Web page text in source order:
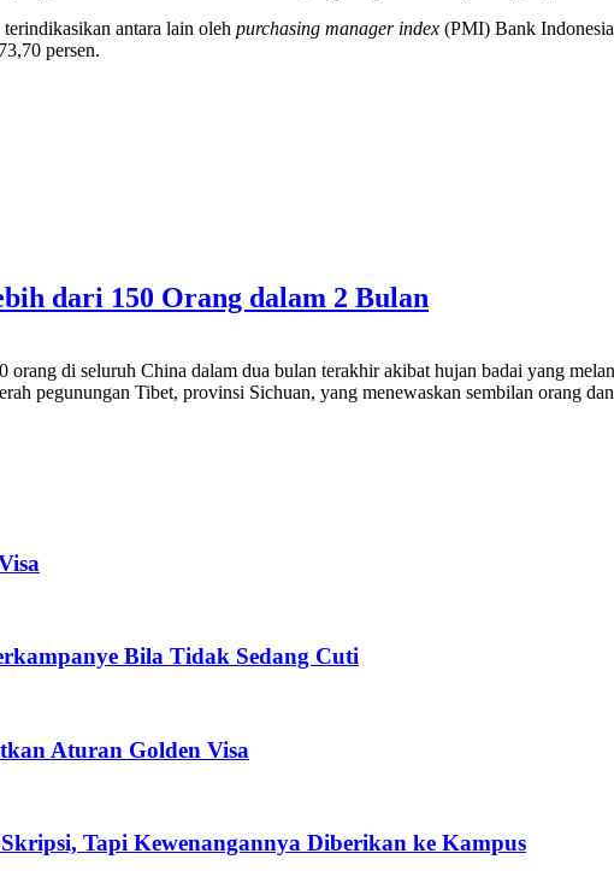
antara lain oleh purchasing manager index (PMI) Bank
persen.
dari 150 Orang dalam 2 Bulan
di seluruh China dalam dua bulan terakhir akibat hujan badai yang
pegunungan Tibet, provinsi Sichuan, yang menewaskan sembilan orang
Bila Tidak Sedang Cuti
Aturan Golden Visa
Tapi Kewenangannya Diberikan ke Kampus